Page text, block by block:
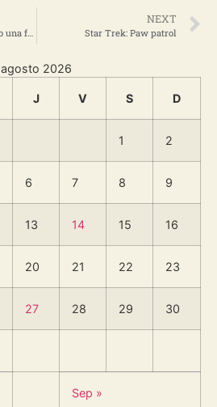
Esteban S ha compartido una foto de Flickr contigo.
NEXT
Star Trek: Paw patrol
agosto 2026
J V S D
1 2
6 7 8 9
13 14 15 16
20 21 22 23
27 28 29 30
Sep »